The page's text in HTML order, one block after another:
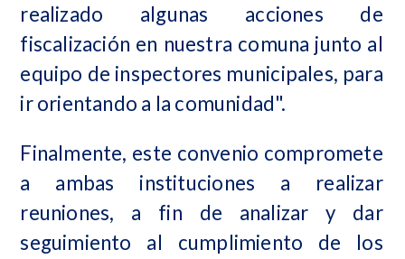
realizado algunas acciones de
fiscalización en nuestra comuna junto al
equipo de inspectores municipales, para
ir orientando a la comunidad".
Finalmente, este convenio compromete
a ambas instituciones a realizar
reuniones, a fin de analizar y dar
seguimiento al cumplimiento de los